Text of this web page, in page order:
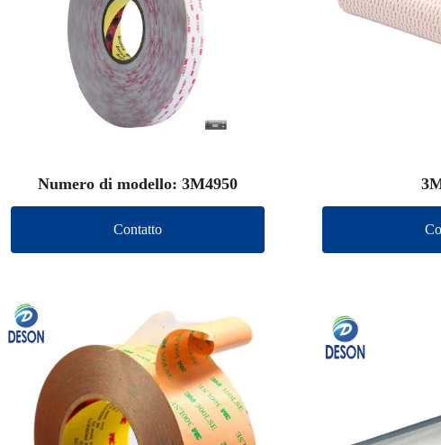
Numero di modello: 3M4950
Contatto